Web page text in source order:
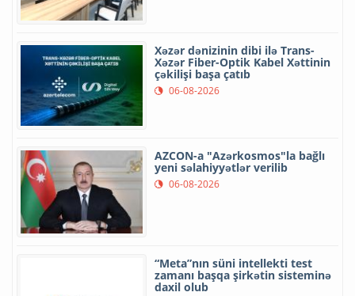
Xəzər dənizinin dibi ilə Trans-
Xəzər Fiber-Optik Kabel Xəttinin
çəkilişi başa çatıb
06-08-2026
AZCON-a "Azərkosmos"la bağlı
yeni səlahiyyətlər verilib
06-08-2026
“Meta”nın süni intellekti test
zamanı başqa şirkətin sisteminə
daxil olub